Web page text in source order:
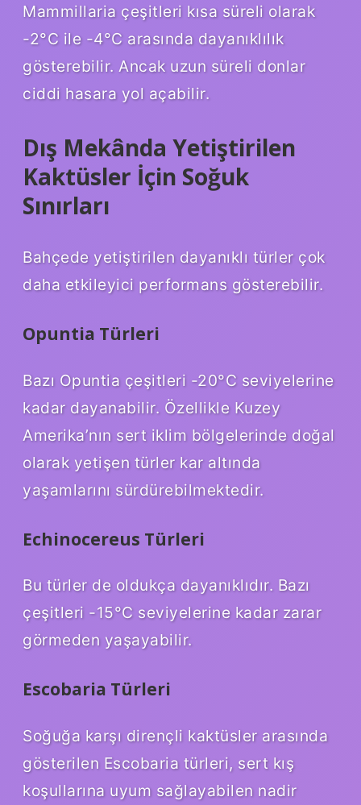
Mammillaria çeşitleri kısa süreli olarak
-2°C ile -4°C arasında dayanıklılık
gösterebilir. Ancak uzun süreli donlar
ciddi hasara yol açabilir.
Dış Mekânda Yetiştirilen
Kaktüsler İçin Soğuk
Sınırları
Bahçede yetiştirilen dayanıklı türler çok
daha etkileyici performans gösterebilir.
Opuntia Türleri
Bazı Opuntia çeşitleri -20°C seviyelerine
kadar dayanabilir. Özellikle Kuzey
Amerika’nın sert iklim bölgelerinde doğal
olarak yetişen türler kar altında
yaşamlarını sürdürebilmektedir.
Echinocereus Türleri
Bu türler de oldukça dayanıklıdır. Bazı
çeşitleri -15°C seviyelerine kadar zarar
görmeden yaşayabilir.
Escobaria Türleri
Soğuğa karşı dirençli kaktüsler arasında
gösterilen Escobaria türleri, sert kış
koşullarına uyum sağlayabilen nadir